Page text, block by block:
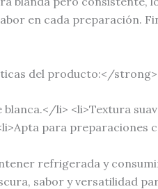
en cada preparación.
del producto:</strong>
blanca.</li> <li>Textura
para preparaciones
refrigerada y
sabor y versatilidad